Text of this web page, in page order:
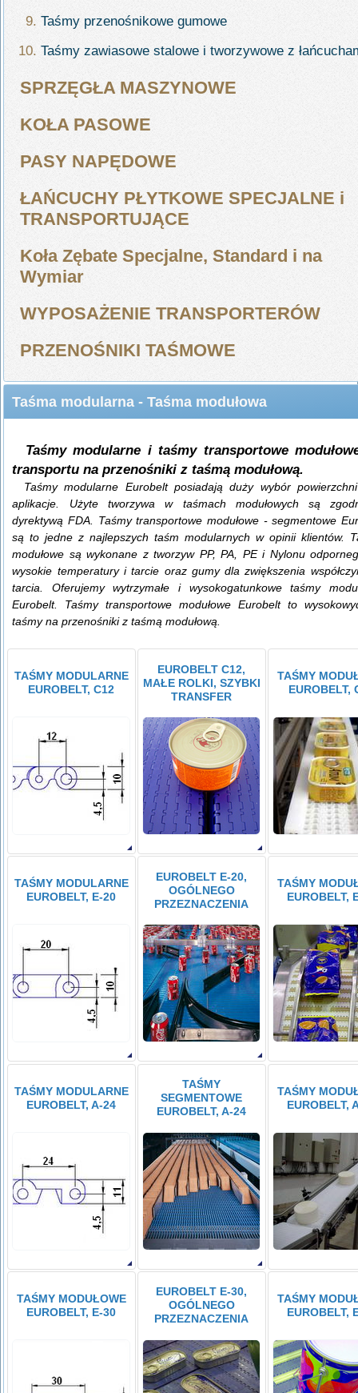
Taśmy przenośnikowe gumowe
Taśmy zawiasowe stalowe i tworzywowe z
SPRZĘGŁA MASZYNOWE
KOŁA PASOWE
PASY NAPĘDOWE
ŁAŃCUCHY PŁYTKOWE SPECJALNE i
TRANSPORTUJĄCE
Koła Zębate Specjalne, Standard i na
Wymiar
WYPOSAŻENIE TRANSPORTERÓW
PRZENOŚNIKI TAŚMOWE
Taśma modularna - Taśma modułowa
Taśmy modularne i taśmy transportowe
transportu na przenośniki z taśmą modułową.
Taśmy modularne Eurobelt posiadają duży wybór
aplikacje. Użyte tworzywa w taśmach modułowych są
dyrektywą FDA. Taśmy transportowe modułowe - segmentowe
są to jedne z najlepszych taśm modularnych w opinii klientów.
modułowe są wykonane z tworzyw PP, PA, PE i Nylonu
wysokie temperatury i tarcie oraz gumy dla zwiększenia
tarcia. Oferujemy wytrzymałe i wysokogatunkowe taśmy
Eurobelt. Taśmy transportowe modułowe Eurobelt to
taśmy naprzenośniki z taśmą modułową
TAŚMY MODULARNE
EUROBELT, C12
EUROBELT C12,
MAŁE ROLKI, SZYBKI
TRANSFER
TAŚMY
EUROBELT,
TAŚMY MODULARNE
EUROBELT, E-20
EUROBELT E-20,
OGÓLNEGO
PRZEZNACZENIA
TAŚMY
EUROBELT,
TAŚMY MODULARNE
EUROBELT, A-24
TAŚMY
SEGMENTOWE
EUROBELT, A-24
TAŚMY
EUROBELT,
TAŚMY MODUŁOWE
EUROBELT, E-30
EUROBELT E-30,
OGÓLNEGO
PRZEZNACZENIA
TAŚMY
EUROBELT,